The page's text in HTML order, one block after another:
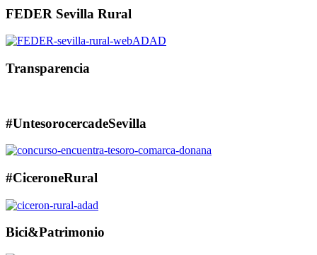
FEDER Sevilla Rural
Transparencia
#UntesorocercadeSevilla
#CiceroneRural
Bici&Patrimonio